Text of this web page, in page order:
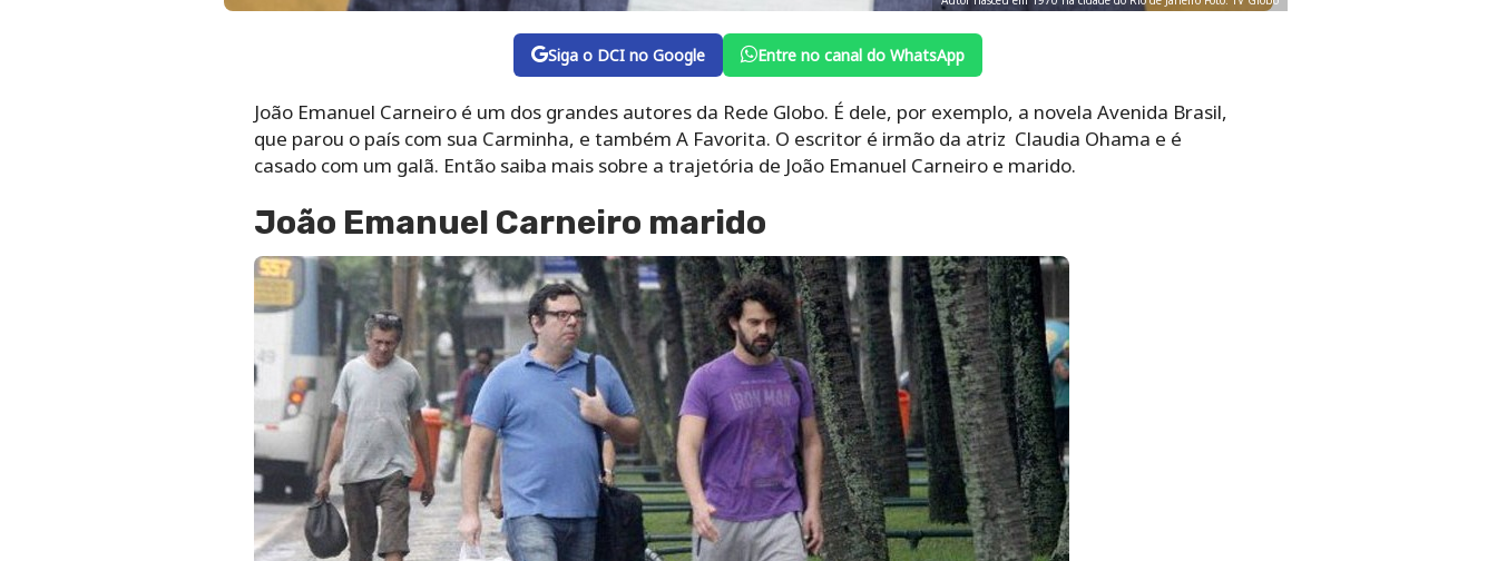
Siga o DCI no Google Entre no canal do WhatsApp
João Emanuel Carneiro é um dos grandes autores da Rede Globo. É dele, por exemplo, a novela Avenida Brasil,
que parou o país com sua Carminha, e também A Favorita. O escritor é irmão da atriz Claudia Ohama e é
casado com um galã. Então saiba mais sobre a trajetória de João Emanuel Carneiro e marido.
João Emanuel Carneiro marido